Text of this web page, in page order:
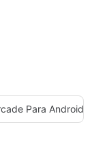
Para Android